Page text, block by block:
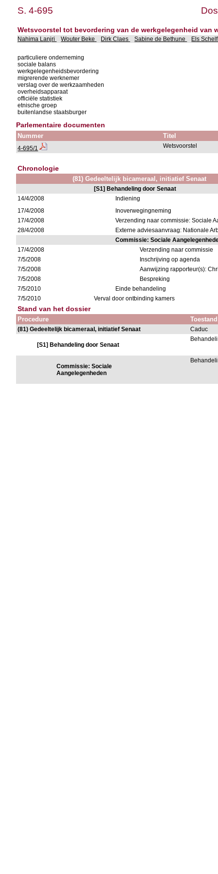
S. 4-695
Wetsvoorstel tot bevordering van de werkgelegenheid van
Nahima Lanjri Wouter Beke Dirk Claes Sabine de Bethune Els
particuliere onderneming
sociale balans
werkgelegenheidsbevordering
migrerende werknemer
verslag over de werkzaamheden
overheidsapparaat
officiële statistiek
etnische groep
buitenlandse staatsburger
Parlementaire documenten
Nummer Titel
4-695/1 Wetsvoorstel
Chronologie
(81) Gedeeltelijk bicameraal, initiatief Senaat
[S1] Behandeling door Senaat
14/4/2008
Indiening
17/4/2008
Inoverwegingneming
17/4/2008
Verzending naar commissie: Sociale
28/4/2008
Externe adviesaanvraag: Nationale
Commissie: Sociale
17/4/2008
Verzending naar commissie
7/5/2008
Inschrijving op agenda
7/5/2008
Aanwijzing rapporteur(s):
7/5/2008
Bespreking
7/5/2010
Einde behandeling
7/5/2010
Verval door ontbinding kamers
Stand van het dossier
Procedure Toestand
(81) Gedeeltelijk bicameraal, initiatief Senaat Caduc
[S1] Behandeling door Senaat
Commissie: Sociale
Aangelegenheden